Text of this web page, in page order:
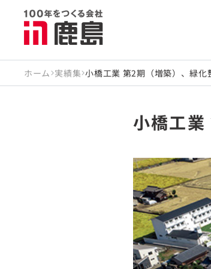
ホーム 実績集 小橋工業 第2期（増築）、緑化
小橋工